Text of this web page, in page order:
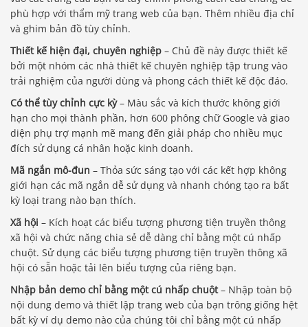
phù hợp với thẩm mỹ trang web của bạn. Thêm nhiều địa chỉ
và ghim bản đồ tùy chỉnh.
Thiết kế hiện đại, chuyên nghiệp – Chủ đề này được thiết kế
bởi một nhóm các nhà thiết kế chuyên nghiệp tập trung vào
trải nghiệm của người dùng và phong cách thiết kế độc đáo.
Có thể tùy chỉnh cực kỳ– Màu sắc và kích thước không giới
hạn cho mọi thành phần, hơn 600 phông chữ Google và giao
diện phụ trợ mạnh mẽ mang đến giải pháp cho nhiều mục
đích sử dụng cá nhân hoặc kinh doanh.
Mã ngắn mô-đun – Thỏa sức sáng tạo với các kết hợp không
giới hạn các mã ngắn dễ sử dụng và nhanh chóng tạo ra bất
kỳ loại trang nào bạn thích.
Xã hội – Kích hoạt các biểu tượng phương tiện truyền thông
xã hội và chức năng chia sẻ dễ dàng chỉ bằng một cú nhấp
chuột. Sử dụng các biểu tượng phương tiện truyền thông xã
hội có sẵn hoặc tải lên biểu tượng của riêng bạn.
Nhập bản demo chỉ bằng một cú nhấp chuột– Nhập toàn bộ
nội dung demo và thiết lập trang web của bạn trông giống hệt
bất kỳ ví dụ demo nào của chúng tôi chỉ bằng một cú nhấp